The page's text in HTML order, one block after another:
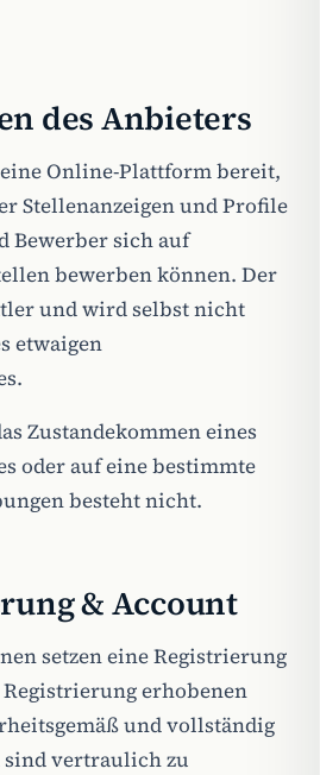
des Anbieters
Online-Plattform bereit,
Stellenanzeigen und Profile
Bewerber sich auf
bewerben können. Der
und wird selbst nicht
etwaigen
Zustandekommen eines
oder auf eine bestimmte
besteht nicht.
& Account
setzen eine Registrierung
erhobenen
und vollständig
sind vertraulich zu